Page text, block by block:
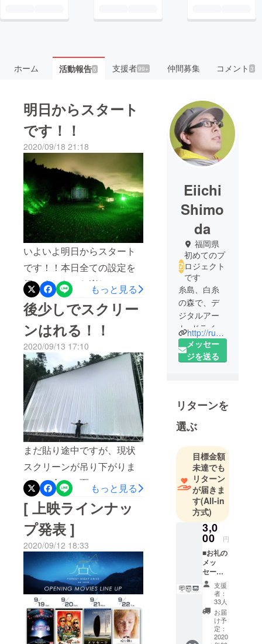
ホーム 活動報告5 支援者99+ 仲間募集 コメント3
明日からスタート
です！！
2020/09/18 21:18
いよいよ明日からスタート
です！！本日全ての設定を
行いました。お楽しみ
に！！！ドライブインシア
ターフォレストナイトドラ
イブ (Forest Night Drive)
糸島 公式ホームページ
https://www.forest-night-
drive.com/
もっと見る
後少しでスクリー
ンはれる！！
2020/09/13 17:10
まだ貼り途中ですが、現状
スクリーンが吊り下がりま
した。全ての面にテンショ
ンをかけて、上げ下げがで
きる仕組みに苦戦してます
が、本番までには間に合わ
せなければ。テレビの取材
も入りました。少しおっか
けてくれるみたい。ありが
たい。プロジェクター、合
計４台使用。プロジェク
ションマッピングのキャリ
もっと見る
[ 上映ラインナッ
プ発表 ]
2020/09/12 18:33
Eiichi
Shimo
da
福岡県
初めてのプ
ロジェクト
です
糸島、白糸
の森で、デ
ジタルアー
ト+ドライブ
インシア
ターはじめ
イブという
名前です。
ＣＭ，プロ
ジェクショ
ンマッピン
グのＣＧ制
作を中心と
したランハ
ンシャ、ラ
ン風という
会社を営ん
でおりま
す。福岡市
内と糸島市
の商店街に
あります。
６年前から
糸島市に移
http://run-hun.co.jp
メッセー
ジを送る
リターンを
選ぶ
目標金額
未達でも
リターン
が届きま
す(All-in
方式)
3,0
00 円
■お礼の
メッ
セージ
※ 主催
者より
感謝の
メッ
セージ
をお送
りいた
支援
者：
33人
お届
け予
定：
2020